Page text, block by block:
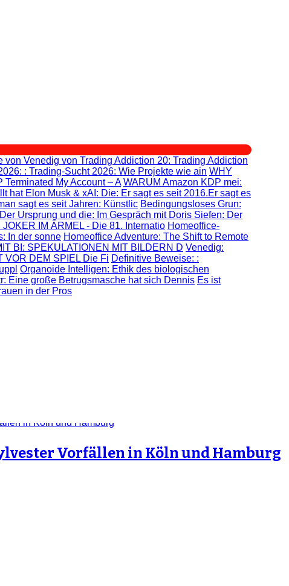
von Venedig von Trading Addiction 20: Trading Addiction
: Trading-Sucht 2026: Wie Projekte wie ain WHY
Terminated My Account – A WARUM Amazon KDP mei:
hat Elon Musk & xAI: Die: Er sagt es seit 2016.Er sagt es
sagt es seit Jahren: Künstlic Bedingungsloses Grun:
Der Ursprung und die: Im Gespräch mit Doris Siefen: Der
JOKER IM ÄRMEL - Die 81. Internatio Homeoffice-
In der sonne Homeoffice Adventure: The Shift to Remote
BI : SPEKULATIONEN MIT BILDERN D Venedig:
VOR DEM SPIEL Die Fi Definitive Beweise: :
Organoide Intelligen: Ethik des biologischen
: Eine große Betrugsmasche hat sich Dennis Es ist
in der Pros
Vorfällen in Köln und Hamburg